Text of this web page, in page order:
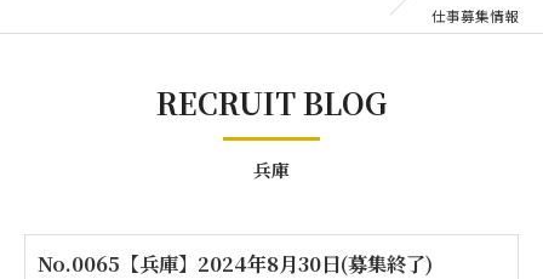
仕事募集情報
RECRUIT BLOG
兵庫
No.0065【兵庫】2024年8月30日(募集終了)